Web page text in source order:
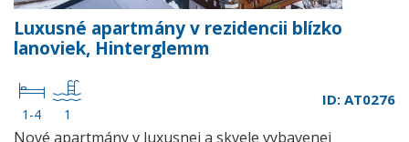
Luxusné apartmány v rezidencii blízko
lanoviek, Hinterglemm
1-4 1
ID: AT0276
Nové apartmány v luxusnej a skvele vybavenej